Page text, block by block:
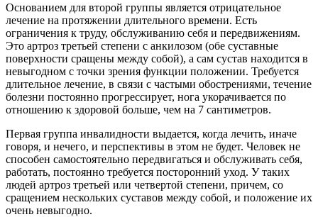
Основанием для второй группы является отрицательное
лечение на протяжении длительного времени. Есть
ограничения к труду, обслуживанию себя и передвижениям.
Это артроз третьей степени с анкилозом (обе суставные
поверхности сращены между собой), а сам сустав находится в
невыгодном с точки зрения функции положении. Требуется
длительное лечение, в связи с частыми обострениями, течение
болезни постоянно прогрессирует, нога укорачивается по
отношению к здоровой больше, чем на 7 сантиметров.
Первая группа инвалидности выдается, когда лечить, иначе
говоря, и нечего, и перспективы в этом не будет. Человек не
способен самостоятельно передвигаться и обслуживать себя,
работать, постоянно требуется посторонний уход. У таких
людей артроз третьей или четвертой степени, причем, со
сращением нескольких суставов между собой, и положение их
очень невыгодно.